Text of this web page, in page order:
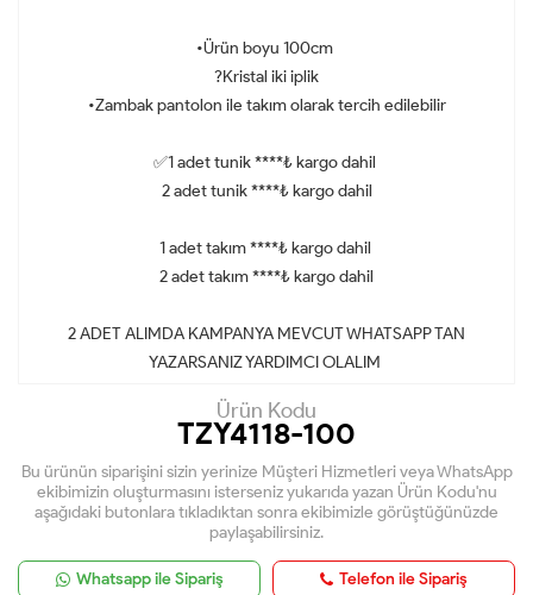
•Ürün boyu 100cm
?Kristal iki iplik
•Zambak pantolon ile takım olarak tercih edilebilir
✅1 adet tunik ****₺ kargo dahil
2 adet tunik ****₺ kargo dahil
1 adet takım ****₺ kargo dahil
2 adet takım ****₺ kargo dahil
2 ADET ALIMDA KAMPANYA MEVCUT WHATSAPP TAN
YAZARSANIZ YARDIMCI OLALIM
Ürün Kodu
TZY4118-100
Bu ürünün siparişini sizin yerinize Müşteri Hizmetleri veya WhatsApp
ekibimizin oluşturmasını isterseniz yukarıda yazan Ürün Kodu'nu
aşağıdaki butonlara tıkladıktan sonra ekibimizle görüştüğünüzde
paylaşabilirsiniz.
Whatsapp ile Sipariş Telefon ile Sipariş